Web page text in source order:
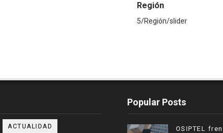
Región
5/Región/slider
ACTUALIDAD
Popular Posts
OSIPTEL